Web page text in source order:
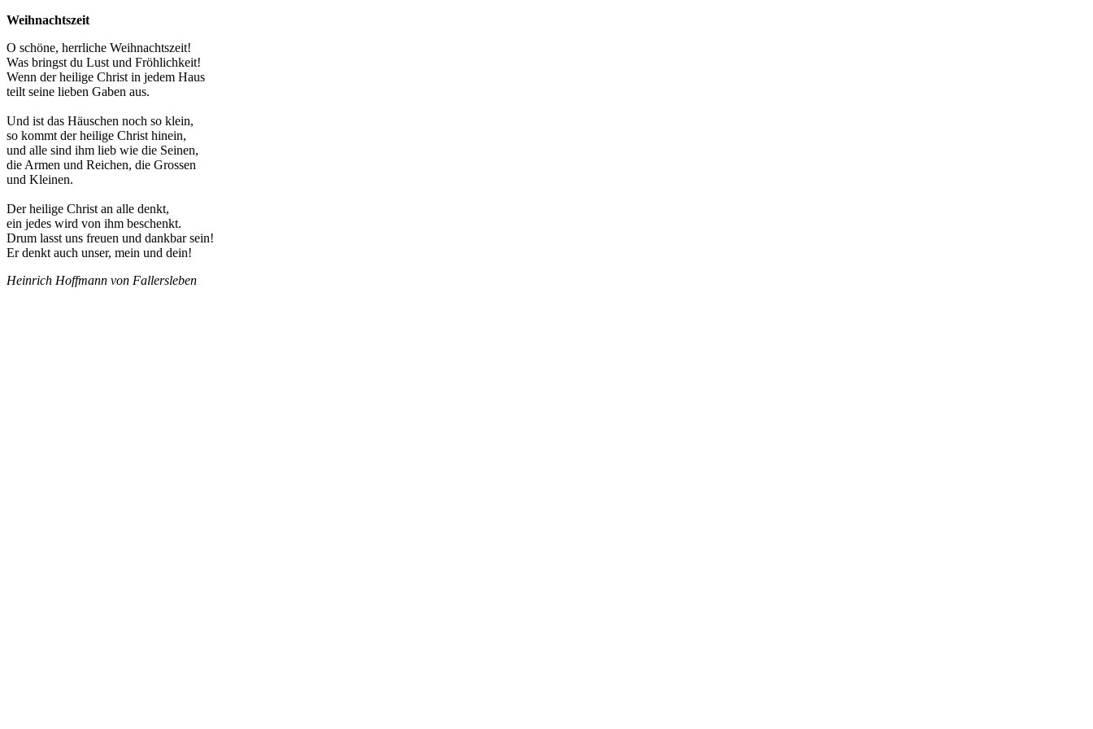
Weihnachtszeit
O schöne, herrliche Weihnachtszeit!
Was bringst du Lust und Fröhlichkeit!
Wenn der heilige Christ in jedem Haus
teilt seine lieben Gaben aus.
Und ist das Häuschen noch so klein,
so kommt der heilige Christ hinein,
und alle sind ihm lieb wie die Seinen,
die Armen und Reichen, die Grossen
und Kleinen.
Der heilige Christ an alle denkt,
ein jedes wird von ihm beschenkt.
Drum lasst uns freuen und dankbar sein!
Er denkt auch unser, mein und dein!
Heinrich Hoffmann von Fallersleben